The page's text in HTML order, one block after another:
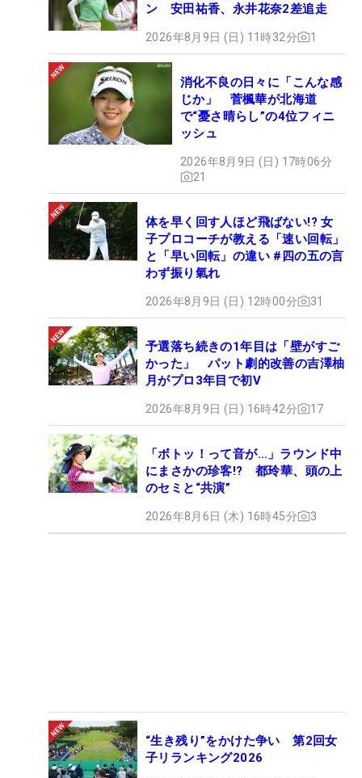
ン 安田祐香、永井花奈2差追走
2026年8月9日 (日) 11時32分 1
消化不良の日々に「こんな感
じか」 菅楓華が北海道
で“憂さ晴らし”の4位フィニ
ッシュ
2026年8月9日 (日) 17時06分
21
体を早く回す人ほど飛ばない!? 女
子プロコーチが教える「速い回転」
と「早い回転」の違い #四の五の言
わず振り氣れ
2026年8月9日 (日) 12時00分 31
予選落ち続きの1年目は「壁がすご
かった」 パット劇的改善の吉澤柚
月がプロ3年目で初V
2026年8月9日 (日) 16時42分 17
「ボトッ！って音が…」ラウンド中
にまさかの珍客!? 都玲華、頭の上
のセミと“共演”
2026年8月6日 (木) 16時45分 3
“生き残り”をかけた争い 第2回女
子リランキング2026